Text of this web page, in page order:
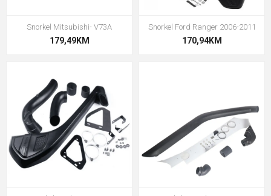
Snorkel Mitsubishi- V73A
179,49KM
Snorkel Ford Ranger 2006-2011
170,94KM